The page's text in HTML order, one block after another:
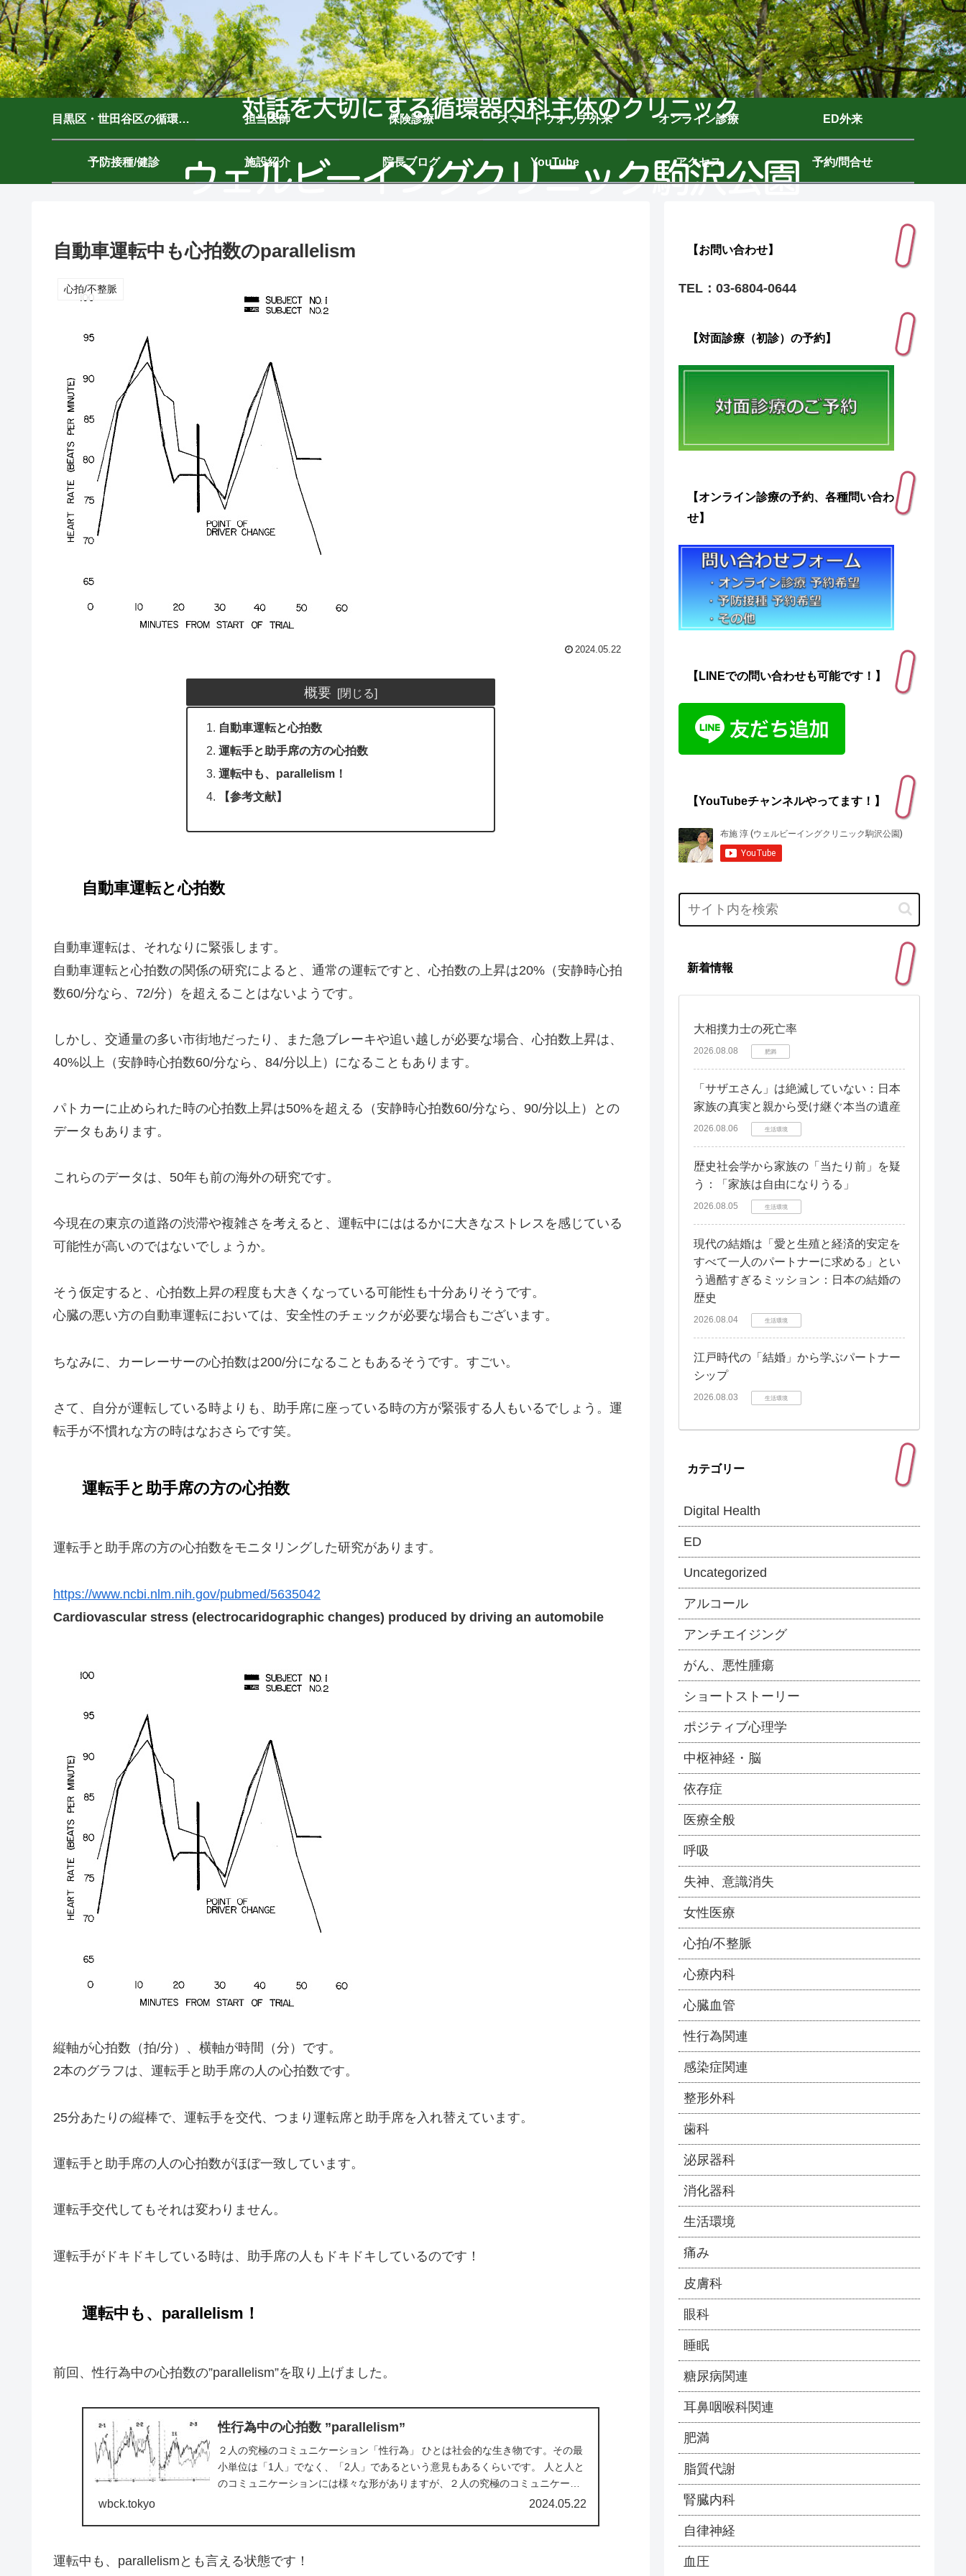
目黒区・世田谷区の循環器内科｜ウェルビーイングクリニック駒沢公園｜駒沢大学駅7分 担当医師 保険診療 スマートウォッチ外来 オンライン診療 ED外来
予防接種/健診 施設紹介 院長ブログ YouTube アクセス 予約/問合せ
自動車運転中も心拍数のparallelism
心拍/不整脈
2024.05.22
概要
自動車運転と心拍数
運転手と助手席の方の心拍数
運転中も、parallelism！
【参考文献】
自動車運転と心拍数
自動車運転は、それなりに緊張します。
自動車運転と心拍数の関係の研究によると、通常の運転ですと、心拍数の上昇は20%（安静時心拍
数60/分なら、72/分）を超えることはないようです。
しかし、交通量の多い市街地だったり、また急ブレーキや追い越しが必要な場合、心拍数上昇は、
40%以上（安静時心拍数60/分なら、84/分以上）になることもあります。
パトカーに止められた時の心拍数上昇は50%を超える（安静時心拍数60/分なら、90/分以上）との
データもあります。
これらのデータは、50年も前の海外の研究です。
今現在の東京の道路の渋滞や複雑さを考えると、運転中にははるかに大きなストレスを感じている
可能性が高いのではないでしょうか。
そう仮定すると、心拍数上昇の程度も大きくなっている可能性も十分ありそうです。
心臓の悪い方の自動車運転においては、安全性のチェックが必要な場合もございます。
ちなみに、カーレーサーの心拍数は200/分になることもあるそうです。すごい。
さて、自分が運転している時よりも、助手席に座っている時の方が緊張する人もいるでしょう。運
転手が不慣れな方の時はなおさらです笑。
運転手と助手席の方の心拍数
運転手と助手席の方の心拍数をモニタリングした研究があります。
https://www.ncbi.nlm.nih.gov/pubmed/5635042
Cardiovascular stress (electrocaridographic changes) produced by driving an automobile
縦軸が心拍数（拍/分）、横軸が時間（分）です。
2本のグラフは、運転手と助手席の人の心拍数です。
25分あたりの縦棒で、運転手を交代、つまり運転席と助手席を入れ替えています。
運転手と助手席の人の心拍数がほぼ一致しています。
運転手交代してもそれは変わりません。
運転手がドキドキしている時は、助手席の人もドキドキしているのです！
運転中も、parallelism！
前回、性行為中の心拍数の”parallelism”を取り上げました。
性行為中の心拍数 ”parallelism”
２人の究極のコミュニケーション「性行為」 ひとは社会的な生き物です。その最
小単位は「1人」でなく、「2人」であるという意見もあるくらいです。 人と人と
のコミュニケーションには様々な形がありますが、２人の究極のコミュニケーシ
wbck.tokyo 2024.05.22
運転中も、parallelismとも言える状態です！
【お問い合わせ】
TEL：03-6804-0644
【対面診療（初診）の予約】
【オンライン診療の予約、各種問い合わ
せ】
【LINEでの問い合わせも可能です！】
【YouTubeチャンネルやってます！】
新着情報
大相撲力士の死亡率
2026.08.08 肥満
「サザエさん」は絶滅していない：日本
家族の真実と親から受け継ぐ本当の遺産
2026.08.06 生活環境
歴史社会学から家族の「当たり前」を疑
う：「家族は自由になりうる」
2026.08.05 生活環境
現代の結婚は「愛と生殖と経済的安定を
すべて一人のパートナーに求める」とい
う過酷すぎるミッション：日本の結婚の
歴史
2026.08.04 生活環境
江戸時代の「結婚」から学ぶパートナー
シップ
2026.08.03 生活環境
カテゴリー
Digital Health
ED
Uncategorized
アルコール
アンチエイジング
がん、悪性腫瘍
ショートストーリー
ポジティブ心理学
中枢神経・脳
依存症
医療全般
呼吸
失神、意識消失
女性医療
心拍/不整脈
心療内科
心臓血管
性行為関連
感染症関連
整形外科
歯科
泌尿器科
消化器科
生活環境
痛み
皮膚科
眼科
睡眠
糖尿病関連
耳鼻咽喉科関連
肥満
脂質代謝
腎臓内科
自律神経
血圧